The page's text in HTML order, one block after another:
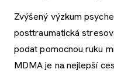
Zvýšený výzkum
posttraumatická
podat pomocnou ruku
MDMA je na nejlepší